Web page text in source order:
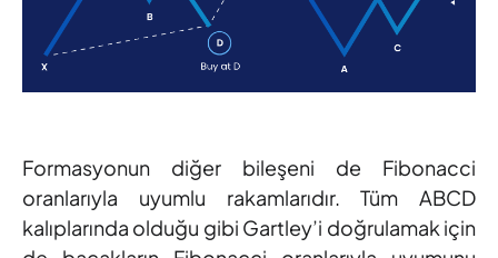
Formasyonun diğer bileşeni de Fibonacci
oranlarıyla uyumlu rakamlarıdır. Tüm ABCD
kalıplarında olduğu gibi Gartley’i doğrulamak için